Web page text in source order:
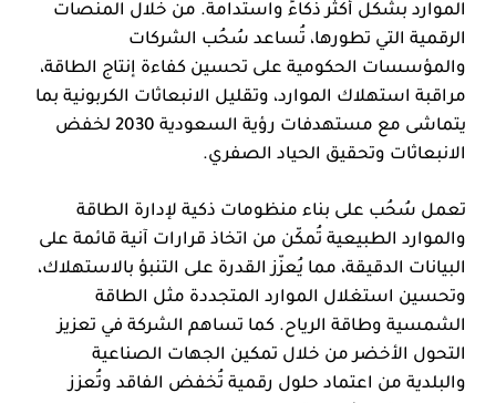
الموارد بشكل أكثر ذكاءً واستدامة. من خلال المنصات
الرقمية التي تطورها، تُساعد سُحُب الشركات
والمؤسسات الحكومية على تحسين كفاءة إنتاج الطاقة،
مراقبة استهلاك الموارد، وتقليل الانبعاثات الكربونية بما
يتماشى مع مستهدفات رؤية السعودية 2030 لخفض
الانبعاثات وتحقيق الحياد الصفري.
تعمل سُحُب على بناء منظومات ذكية لإدارة الطاقة
والموارد الطبيعية تُمكّن من اتخاذ قرارات آنية قائمة على
البيانات الدقيقة، مما يُعزّز القدرة على التنبؤ بالاستهلاك،
وتحسين استغلال الموارد المتجددة مثل الطاقة
الشمسية وطاقة الرياح. كما تساهم الشركة في تعزيز
التحول الأخضر من خلال تمكين الجهات الصناعية
والبلدية من اعتماد حلول رقمية تُخفض الفاقد وتُعزز